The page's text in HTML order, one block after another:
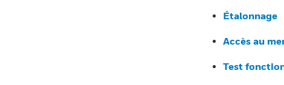
Étalonnage
Accès au
Test